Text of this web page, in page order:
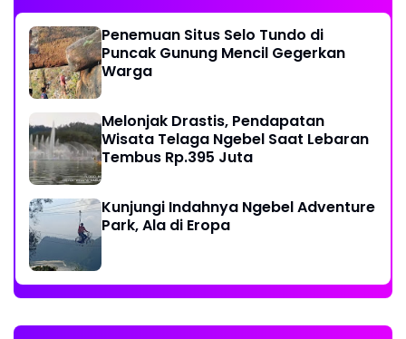
Penemuan Situs Selo Tundo di
Puncak Gunung Mencil Gegerkan
Warga
Melonjak Drastis, Pendapatan
Wisata Telaga Ngebel Saat Lebaran
Tembus Rp.395 Juta
Kunjungi Indahnya Ngebel Adventure
Park, Ala di Eropa